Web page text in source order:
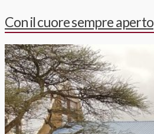
Con il cuore sempre aperto